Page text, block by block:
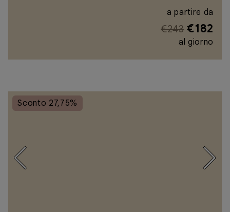
a partire da
€243 €182
al giorno
Sconto 27,75%